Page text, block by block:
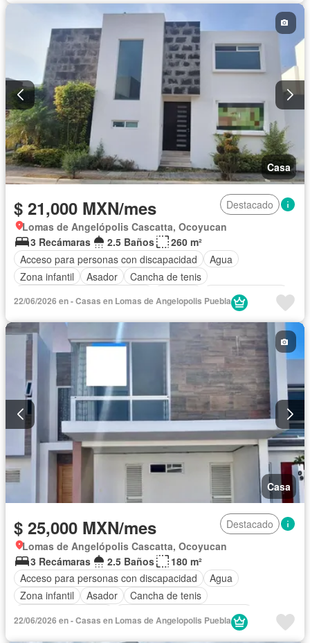
Electricidad
Gas natural
Gimnasio Internet Jacuzzi
Recámara con closet
Sala polivalente
Sauna
Seguridad
Televisión por cable
Terraza
Vista panorámica
Wifi Zonas verdes
Permite mascotas
Permite niños
Solo familias Sin amueblar
Casa
$ 21,000 MXN/mes
Destacado
Lomas de Angelópolis Cascatta, Ocoyucan
3 Recámaras
2.5 Baños
260 m²
Acceso para personas con discapacidad
Agua
Zona infantil
Asador
Cancha de tenis
Cocina equipada
Estacionamiento
Gas natural
Gimnasio
Jardín
Recámara con closet
Sala polivalente
Seguridad
Televisión por cable
Terraza Vista panorámica
Wifi
Zonas verdes
Permite niños
Solo familias
Sin amueblar
22/06/2026 en - Casas en Lomas de Angelopolis Puebla
Casa
$ 25,000 MXN/mes
Destacado
Lomas de Angelópolis Cascatta, Ocoyucan
3 Recámaras
2.5 Baños
180 m²
Acceso para personas con discapacidad
Agua
Zona infantil
Asador
Cancha de tenis
Circuito cerrado de televisión
Cuarto de Limpieza
22/06/2026 en - Casas en Lomas de Angelopolis Puebla